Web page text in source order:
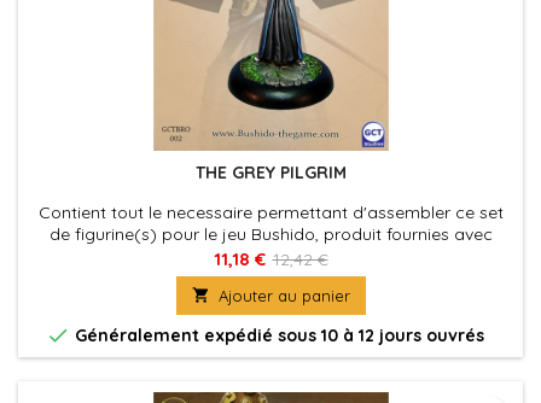
THE GREY PILGRIM
Contient tout le necessaire permettant d'assembler ce set
de figurine(s) pour le jeu Bushido, produit fournies avec
leurs socles en plastique. Figurine(s) à peindre et à
assembler
11,18 € 12,42 €
 Ajouter au panier
 Généralement expédié sous 10 à 12 jours ouvrés